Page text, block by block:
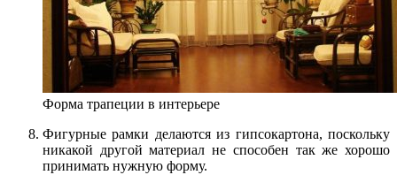
Форма трапеции в интерьере
Фигурные рамки делаются из гипсокартона, поскольку
никакой другой материал не способен так же хорошо
принимать нужную форму.